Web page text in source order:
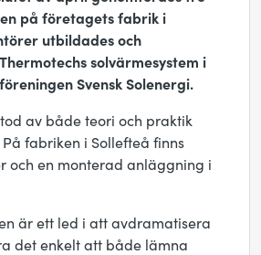
på företagets fabrik i
utbildades och
solvärmesystem i
Svensk Solenergi.
av både teori och praktik
fabriken i Sollefteå finns
och en monterad anläggning i
ett led i att avdramatisera
det enkelt att både lämna